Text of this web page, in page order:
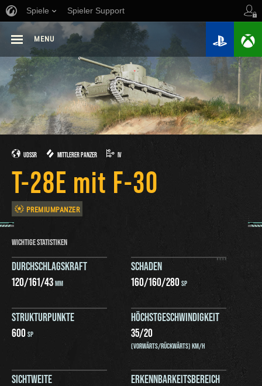
Spiele Spieler Support
MENU
UDSSR MITTLERER PANZER IV
T-28E mit F-30
PREMIUMPANZER
WICHTIGE STATISTIKEN
DURCHSCHLAGSKRAFT
120/161/43MM
SCHADEN
160/160/280SP
STRUKTURPUNKTE
600SP
HÖCHSTGESCHWINDIGKEIT
35/20
(VORWÄRTS/RÜCKWÄRTS) KM/H
SICHTWEITE
ERKENNBARKEITSBEREICH